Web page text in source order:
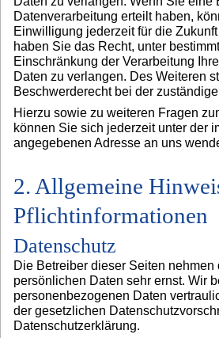
Datenverarbeitung erteilt haben,
Einwilligung jederzeit für die
haben Sie das Recht, unter
Einschränkung der Verarbeitung
Daten zu verlangen. Des Weiteren
Beschwerderecht bei der
Hierzu sowie zu weiteren Fragen
können Sie sich jederzeit unter der
angegebenen Adresse an uns
2. Allgemeine
Pflichtinformationen
Datenschutz
Die Betreiber dieser Seiten nehmen
persönlichen Daten sehr ernst. Wir
personenbezogenen Daten
der gesetzlichen
Datenschutzerklärung.